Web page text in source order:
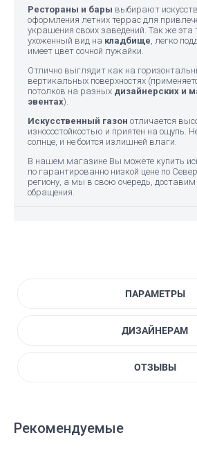
Рестораны и бары выбирают
оформления летних террас для
украшения своих заведений. Так же
ухоженный вид на кладбище, легко
имеет цвет сочной лужайки.
Отлично выглядит как на
вертикальных поверхностях
потолков на разных дизайнерских и
эвентах).
Искусственный газон отличается
износостойкостью и приятен на ощупь.
солнце, и не боится излишней влаги.
В нашем магазине Вы можете купить
по гарантированно низкой цене по
региону, а мы в свою очередь,
обращения.
ПАРАМЕТРЫ
ДИЗАЙНЕРАМ
ОТЗЫВЫ
Рекомендуемые